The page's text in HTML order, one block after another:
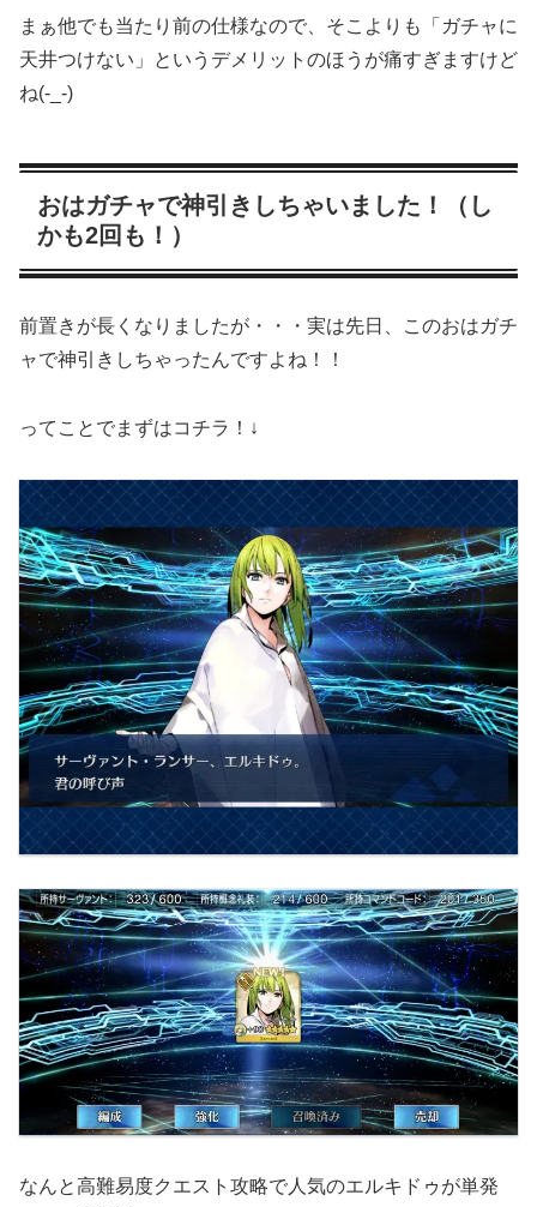
まぁ他でも当たり前の仕様なので、そこよりも「ガチャに
天井つけない」というデメリットのほうが痛すぎますけど
ね(-_-)
おはガチャで神引きしちゃいました！（し
かも2回も！）
前置きが長くなりましたが・・・実は先日、このおはガチ
ャで神引きしちゃったんですよね！！
ってことでまずはコチラ！↓
なんと高難易度クエスト攻略で人気のエルキドゥが単発